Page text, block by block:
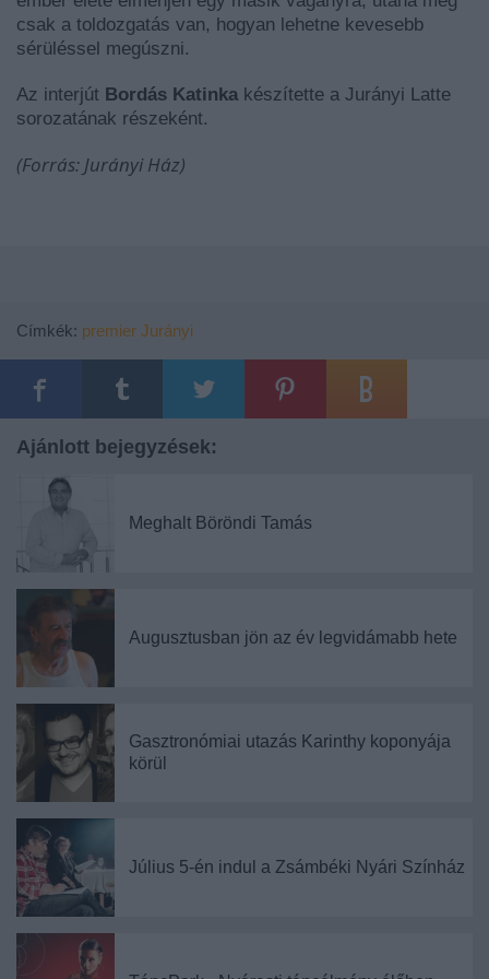
csak a toldozgatás van, hogyan lehetne kevesebb
sérüléssel megúszni.
Az interjút Bordás Katinka készítette a Jurányi Latte
sorozatának részeként.
(Forrás: Jurányi Ház)
Címkék: premier Jurányi
Ajánlott bejegyzések:
Meghalt Böröndi Tamás
Augusztusban jön az év legvidámabb hete
Gasztronómiai utazás Karinthy koponyája
körül
Július 5-én indul a Zsámbéki Nyári Színház